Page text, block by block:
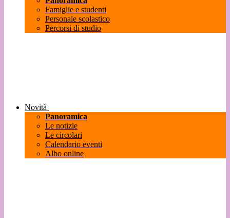
Famiglie e studenti
Personale scolastico
Percorsi di studio
Novità
Panoramica
Le notizie
Le circolari
Calendario eventi
Albo online